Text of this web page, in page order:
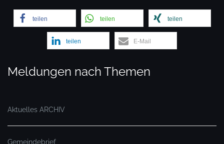
teilen teilen teilen
teilen E-Mail
Meldungen nach Themen
Aktuelles ARCHIV
Gemeindebrief